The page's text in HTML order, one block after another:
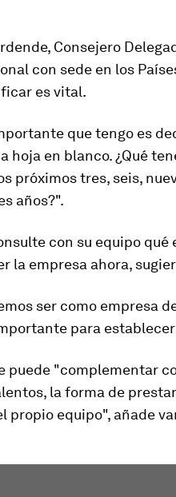
Consejero
con sede en los
es vital.
que tengo es
hoja en blanco. ¿Qué
próximos tres, seis,
años?".
con su equipo qué
la empresa ahora,
ser como empresa
para
puede "complementar
la forma de
propio equipo", añade